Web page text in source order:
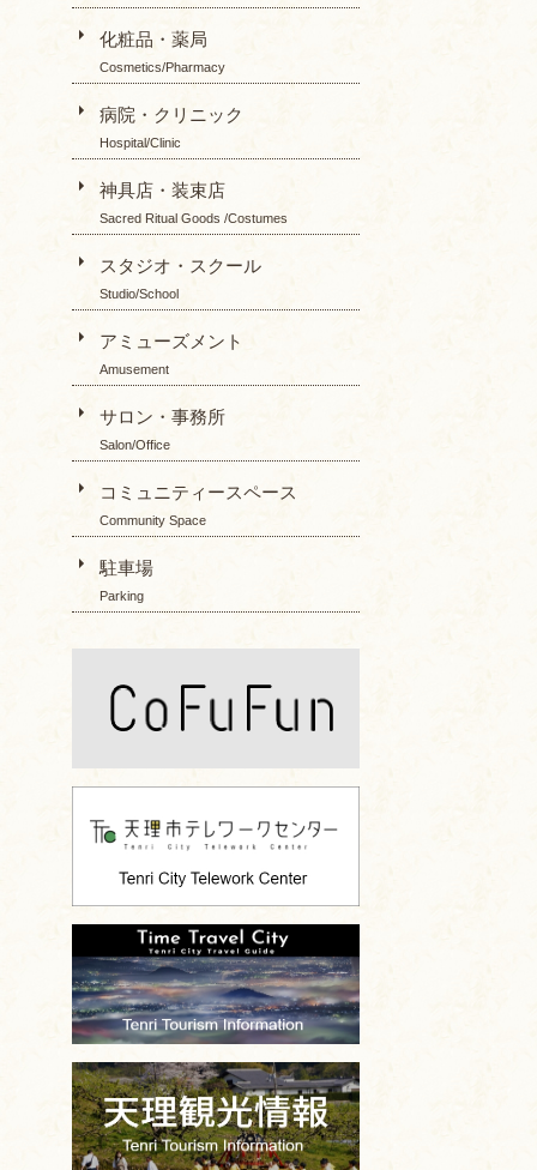
化粧品・薬局
Cosmetics/Pharmacy
病院・クリニック
Hospital/Clinic
神具店・装束店
Sacred Ritual Goods /Costumes
スタジオ・スクール
Studio/School
アミューズメント
Amusement
サロン・事務所
Salon/Office
コミュニティースペース
Community Space
駐車場
Parking